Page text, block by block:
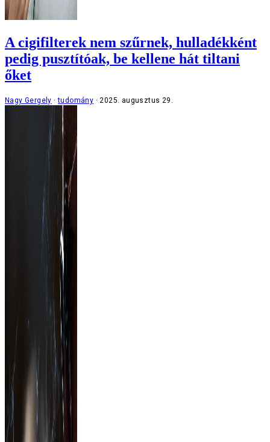
A cigifilterek nem szűrnek, hulladékként
pedig pusztítóak, be kellene hát tiltani
őket
Nagy Gergely tudomány 2025. augusztus 29.